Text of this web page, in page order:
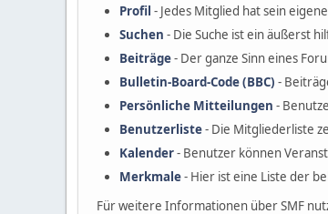
Profil - Jedes Mitglied hat sein
Suchen - Die Suche ist ein äußerst
Beiträge- Der ganze Sinn eines
Bulletin-Board-Code (BBC) -
Persönliche Mitteilungen -
Benutzerliste- Die Mitgliederliste
Kalender- Benutzer können
Merkmale- Hier ist eine Liste der
Für weitere Informationen über SMF